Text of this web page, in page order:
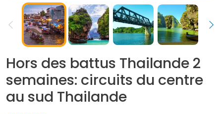
Hors des battus Thailande 2
semaines: circuits du centre
au sud Thailande